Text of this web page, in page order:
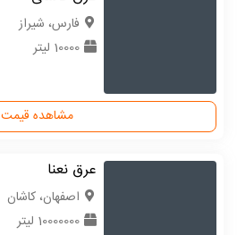
فارس، شیراز
10000 لیتر
مشاهده قیمت
عرق نعنا
اصفهان، کاشان
10000000 لیتر